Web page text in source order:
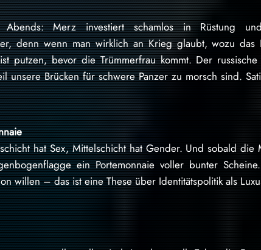
Merz investiert schamlos in Rüstung und
denn wenn man wirklich an Krieg glaubt, wozu das
putzen, bevor die Trümmerfrau kommt. Der
unsere Brücken für schwere Panzer zu morsch sind.
hat Sex, Mittelschicht hat Gender. Und sobald die
ein Portemonnaie voller bunter
willen – das ist eine These über Identitätspolitik als